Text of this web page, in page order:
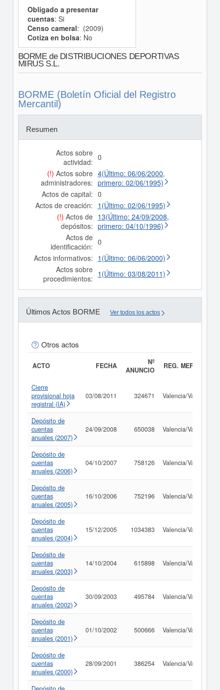
Obligado a presentar
cuentas: Si
Censo cameral: (2009)
Cotiza en bolsa: No
BORME de DISTRIBUCIONES DEPORTIVAS
MIRUS S.L.
BORME (Boletín Oficial del Registro
Mercantil)
Resumen
Actos sobre
actividad: 0
(!) Actos sobre
administradores:
4(Último: 06/06/2000,
primero: 02/06/1995)
Actos de capital: 0
Actos de creación: 1(Último: 02/06/1995)
(!) Actos de
depósitos:
13(Último: 24/09/2008,
primero: 04/10/1996)
Actos de
identificación: 0
Actos informativos: 1(Último: 06/06/2000)
Actos sobre
procedimientos: 1(Último: 03/08/2011)
Últimos Actos BORME Ver todos los actos
Otros actos
ACTO FECHA
Nº
ANUNCIO
REG. MERC.
Cierre
provisional hoja
registral (IA)
03/08/2011 324671 Valencia/València
Depósito de
cuentas
anuales (2007)
24/09/2008 650038 Valencia/València
Depósito de
cuentas
anuales (2006)
04/10/2007 758126 Valencia/València
Depósito de
cuentas
anuales (2005)
16/10/2006 752196 Valencia/València
Depósito de
cuentas
anuales (2004)
15/12/2005 1034383 Valencia/València
Depósito de
cuentas
anuales (2003)
14/10/2004 615898 Valencia/València
Depósito de
cuentas
anuales (2002)
30/09/2003 495784 Valencia/València
Depósito de
cuentas
anuales (2001)
01/10/2002 500666 Valencia/València
Depósito de
cuentas
anuales (2000)
28/09/2001 386254 Valencia/València